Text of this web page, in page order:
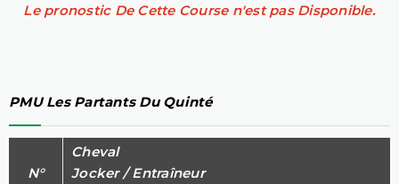
Le pronostic De Cette Course n'est pas Disponible.
PMU Les Partants Du Quinté
N°
Cheval
Jocker / Entraîneur